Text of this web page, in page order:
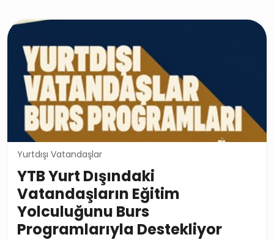
Yurtdışı Vatandaşlar
YTB Yurt Dışındaki
Vatandaşların Eğitim
Yolculuğunu Burs
Programlarıyla Destekliyor